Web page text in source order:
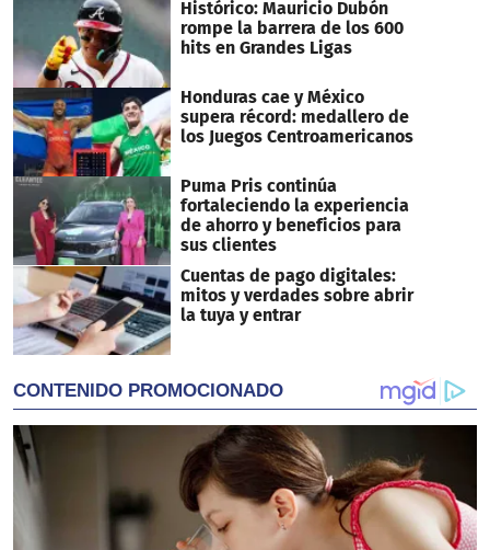
Histórico: Mauricio Dubón
rompe la barrera de los 600
hits en Grandes Ligas
Honduras cae y México
supera récord: medallero de
los Juegos Centroamericanos
Puma Pris continúa
fortaleciendo la experiencia
de ahorro y beneficios para
sus clientes
Cuentas de pago digitales:
mitos y verdades sobre abrir
la tuya y entrar